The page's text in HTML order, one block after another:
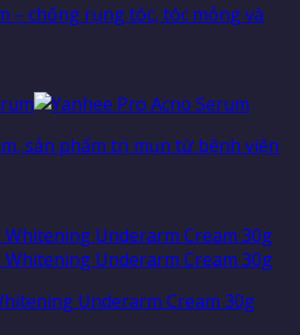
– chống rụng tóc, tóc mỏng và
sản phẩm trị mụn từ bệnh viện
Underarm Cream 30g